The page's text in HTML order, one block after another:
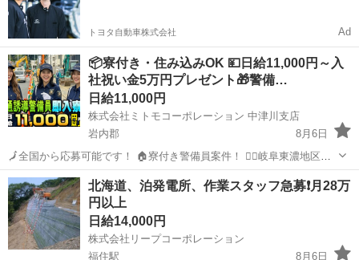
トヨタ自動車株式会社 Ad
📦寮付き・住み込みOK 💴日給11,000円～入
社祝い金5万円プレゼント🎁警備…
日給11,000円
株式会社ミトモコーポレーション 中津川支店
岩内郡
8月6日
🗾全国から応募可能です！ 🏠寮付き警備員案件！ 👮‍♂️岐阜東濃地区で
安心・安定の警備員募集 〜50代・60代も活躍中／日給11,000円〜〜
💴【給与】 ✅日勤：11,000円～ ✅夜勤：13,064円...
北海道 岩内郡 その他 無料
北海道、泊発電所、作業スタッフ急募❗️月28万
円以上
日給14,000円
株式会社リープコーポレーション
福住駅
8月6日